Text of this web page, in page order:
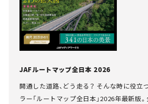
JAFルートマップ全日本 2026
開通した道路、どう走る？ そんな時に役立
ラー「ルートマップ全日本」2026年最新版